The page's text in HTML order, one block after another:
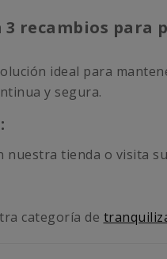
recambios para
ideal para
y segura.
nuestra tienda o visita
categoría de